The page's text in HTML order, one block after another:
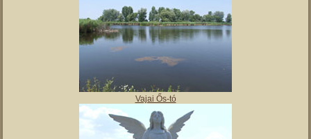
Vajai Ős-tó